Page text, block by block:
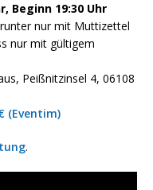
Beginn 19:30 Uhr
nur mit Muttizettel
nur mit gültigem
Peißnitzinsel 4, 06108
(Eventim)
.